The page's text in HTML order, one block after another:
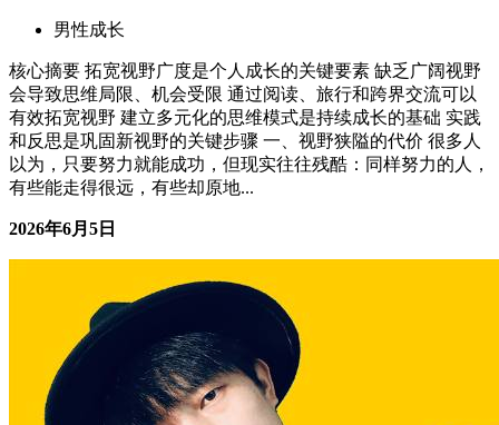
深化生命感悟：慢下来才能看得更清
男性成长
核心摘要 人生需要适时放慢节奏，深度反思才能获得真正的
成长 持续高速运转会带来身心耗竭和认知局限 通过慢下来，